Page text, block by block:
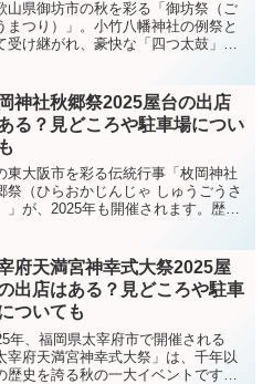
山県御坊市の秋を彩る「御坊祭（ご
まつり）」。小竹八幡神社の例祭と
受け継がれ、豪快な「四つ太鼓」や
ここでは、2025年の開催日程や当日
ケジュール、屋台...
神社秋郷祭2025屋台の出店
る？見どころや駐車場につい
東大阪市を彩る伝統行事「枚岡神社
祭（ひらおかじんじゃ しゅうごうさ
」が、2025年も開催されます。歴史
灯の灯りとともに秋の風情を楽しめ
りです。この記...
府天満宮神幸式大祭2025屋
出店はある？見どころや駐車
ついても
年、福岡県太宰府市で開催される
宰府天満宮神幸式大祭」は、千年以
歴史を誇る秋の一大イベントです。